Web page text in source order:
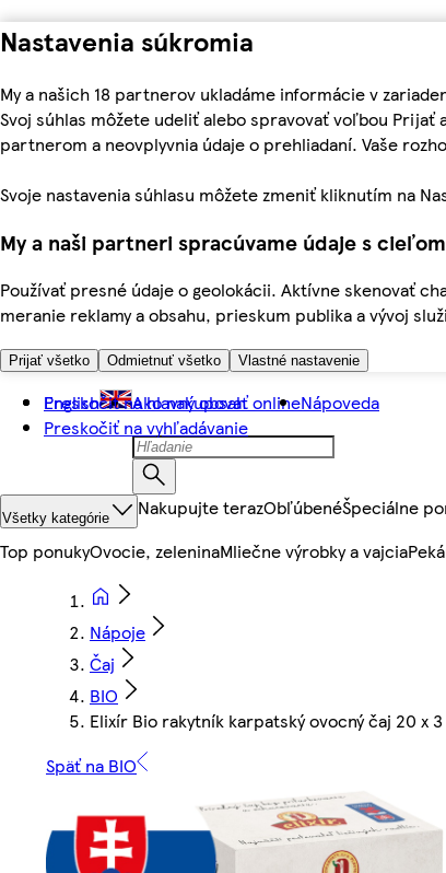
Nastavenia súkromia
My a našich 18 partnerov ukladáme informácie v
Svoj súhlas môžete udeliť alebo spravovať voľbou
partnerom a neovplyvnia údaje o prehliadaní. Vaše
Svoje nastavenia súhlasu môžete zmeniť kliknutím na
My a naši partneri spracúvame údaje s cieľom
Používať presné údaje o geolokácii. Aktívne skenovať
meranie reklamy a obsahu, prieskum publika a vývoj
Prijať všetko Odmietnuť všetko Vlastné nastavenie
Preskočiť na hlavný obsah
Preskočiť na vyhľadávanie
English Ako nakupovať onlineNápoveda
Všetky kategórie Nakupujte terazObľúbenéŠpeciálne
Top ponukyOvocie, zeleninaMliečne výrobky a vajcia
Nápoje
Čaj
BIO
Elixír Bio rakytník karpatský ovocný čaj 20 x 3
Späť na BIO